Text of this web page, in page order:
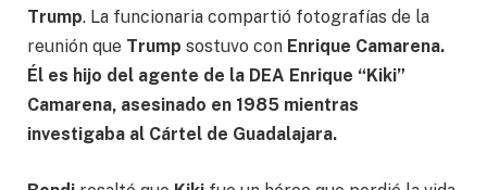
Trump. La funcionaria compartió fotografías de la
reunión que Trump sostuvo con Enrique Camarena.
Él es hijo del agente de la DEA Enrique “Kiki”
Camarena, asesinado en 1985 mientras
investigaba al Cártel de Guadalajara.